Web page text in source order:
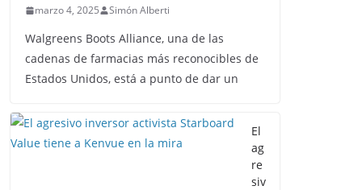
marzo 4, 2025 Simón Alberti
Walgreens Boots Alliance, una de las
cadenas de farmacias más reconocibles de
Estados Unidos, está a punto de dar un
El
ag
re
siv